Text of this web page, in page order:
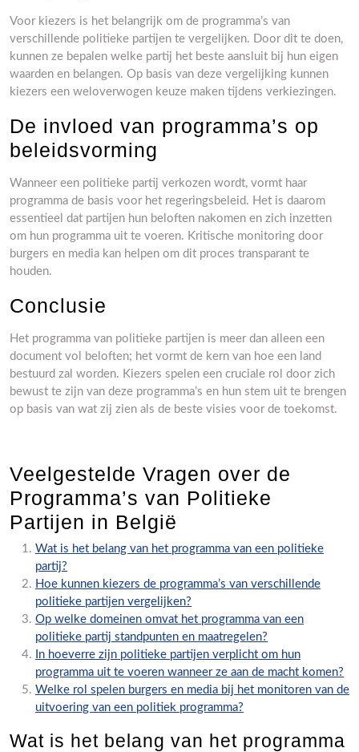
Voor kiezers is het belangrijk om de programma’s van
verschillende politieke partijen te vergelijken. Door dit te doen,
kunnen ze bepalen welke partij het beste aansluit bij hun eigen
waarden en belangen. Op basis van deze vergelijking kunnen
kiezers een weloverwogen keuze maken tijdens verkiezingen.
De invloed van programma’s op
beleidsvorming
Wanneer een politieke partij verkozen wordt, vormt haar
programma de basis voor het regeringsbeleid. Het is daarom
essentieel dat partijen hun beloften nakomen en zich inzetten
om hun programma uit te voeren. Kritische monitoring door
burgers en media kan helpen om dit proces transparant te
houden.
Conclusie
Het programma van politieke partijen is meer dan alleen een
document vol beloften; het vormt de kern van hoe een land
bestuurd zal worden. Kiezers spelen een cruciale rol door zich
bewust te zijn van deze programma’s en hun stem uit te brengen
op basis van wat zij zien als de beste visies voor de toekomst.
Veelgestelde Vragen over de
Programma’s van Politieke
Partijen in België
Wat is het belang van het programma van een politieke
partij?
Hoe kunnen kiezers de programma’s van verschillende
politieke partijen vergelijken?
Op welke domeinen omvat het programma van een
politieke partij standpunten en maatregelen?
In hoeverre zijn politieke partijen verplicht om hun
programma uit te voeren wanneer ze aan de macht komen?
Welke rol spelen burgers en media bij het monitoren van de
uitvoering van een politiek programma?
Wat is het belang van het programma